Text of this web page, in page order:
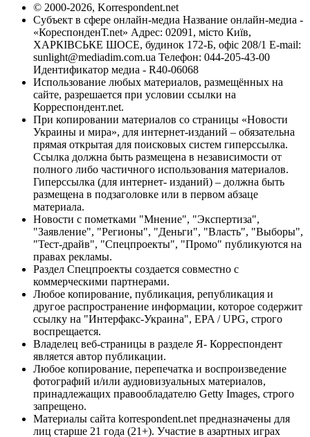
© 2000-2026, Korrespondent.net
Субъект в сфере онлайн-медиа Название онлайн-медиа -
«КореспонденТ.net» Адрес: 02091, місто Київ,
ХАРКІВСЬКЕ ШОСЕ, будинок 172-Б, офіс 208/1 E-mail:
sunlight@mediadim.com.ua Телефон: 044-205-43-00
Идентификатор медиа - R40-06068
Использование любых материалов, размещённых на
сайте, разрешается при условии ссылки на
Корреспондент.net.
При копировании материалов со страницы «Новости
Украины и мира», для интернет-изданий – обязательна
прямая открытая для поисковых систем гиперссылка.
Ссылка должна быть размещена в независимости от
полного либо частичного использования материалов.
Гиперссылка (для интернет- изданий) – должна быть
размещена в подзаголовке или в первом абзаце
материала.
Новости с пометками "Мнение", "Экспертиза",
"Заявление", "Регионы", "Деньги", "Власть", "Выборы",
"Тест-драйв", "Спецпроекты", "Промо" публикуются на
правах рекламы.
Раздел Спецпроекты создается совместно с
коммерческими партнерами.
Любое копирование, публикация, републикация и
другое распространение информации, которое содержит
ссылку на "Интерфакс-Украина", EPA / UPG, строго
воспрещается.
Владелец веб-страницы в разделе Я- Корреспондент
является автор публикации.
Любое копирование, перепечатка и воспроизведение
фотографий и/или аудиовизуальных материалов,
принадлежащих правообладателю Getty Images, строго
запрещено.
Материалы сайта korrespondent.net предназначены для
лиц старше 21 года (21+). Участие в азартных играх